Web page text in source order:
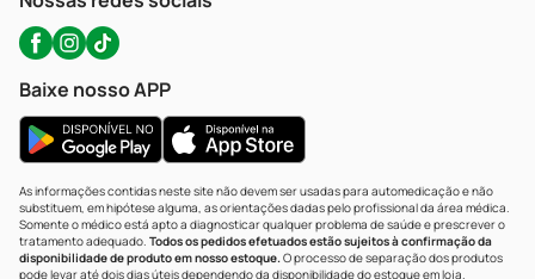
Baixe nosso APP
As informações contidas neste site não devem ser usadas para automedicação e não
substituem, em hipótese alguma, as orientações dadas pelo profissional da área médica.
Somente o médico está apto a diagnosticar qualquer problema de saúde e prescrever o
tratamento adequado. Todos os pedidos efetuados estão sujeitos à confirmação da
disponibilidade de produto em nosso estoque.O processo de separação dos produtos
pode levar até dois dias úteis dependendo da disponibilidade do estoque em loja.